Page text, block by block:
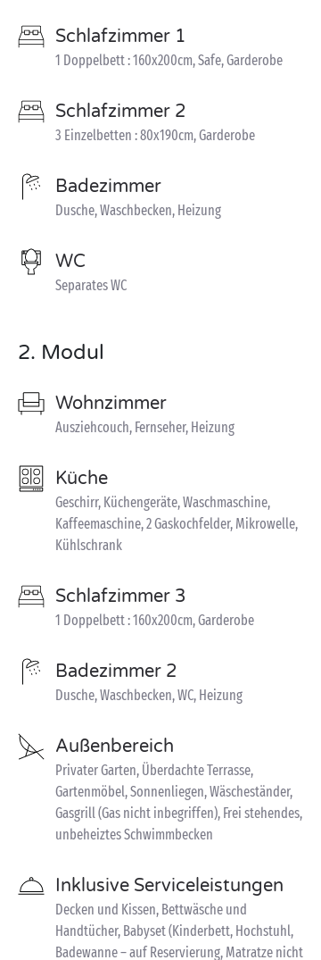
Schlafzimmer 1
1 Doppelbett : 160x200cm, Safe, Garderobe
Schlafzimmer 2
3 Einzelbetten : 80x190cm, Garderobe
Badezimmer
Dusche, Waschbecken, Heizung
WC
Separates WC
2. Modul
Wohnzimmer
Ausziehcouch, Fernseher, Heizung
Küche
Geschirr, Küchengeräte, Waschmaschine,
Kaffeemaschine, 2 Gaskochfelder, Mikrowelle,
Kühlschrank
Schlafzimmer 3
1 Doppelbett : 160x200cm, Garderobe
Badezimmer 2
Dusche, Waschbecken, WC, Heizung
Außenbereich
Privater Garten, Überdachte Terrasse,
Gartenmöbel, Sonnenliegen, Wäscheständer,
Gasgrill (Gas nicht inbegriffen), Frei stehendes,
unbeheiztes Schwimmbecken
Inklusive Serviceleistungen
Decken und Kissen, Bettwäsche und
Handtücher, Babyset (Kinderbett, Hochstuhl,
Badewanne – auf Reservierung, Matratze nicht